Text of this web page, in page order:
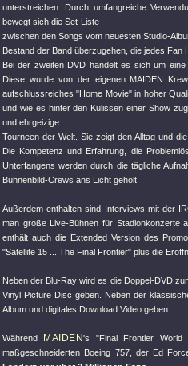
unterstreichen. Durch umfangreiche
bewegt sich die Set-Liste
zwischen den Songs vom neuesten Studio-
Bestand der Band überzugehen, die jedes Fan
Bei der zweiten DVD handelt es sich um
Diese wurde von der eigenen MAIDEN
aufschlussreiches "Home Movie" in hoher
und wie es hinter den Kulissen einer Show
und ehrgeizige
Tourneen der Welt. Sie zeigt den Alltag und
Die Kompetenz und Erfahrung, die
Unterfangens werden durch die tägliche
Bühnenbild-Crews ans Licht geholt.
Außerdem enthalten sind Interviews mit der
man große Live-Bühnen für Stadionkonzerte
enthält auch die Extended Version des
"Satellite 15 ... The Final Frontier" plus die
Neben der Blu-Ray wird es die Doppel-DVD
Vinyl Picture Disc geben. Neben der
Album und digitales Download Video geben.
Während MAIDEN's "Final Frontier World
maßgeschneiderten Boeing 757, der Ed